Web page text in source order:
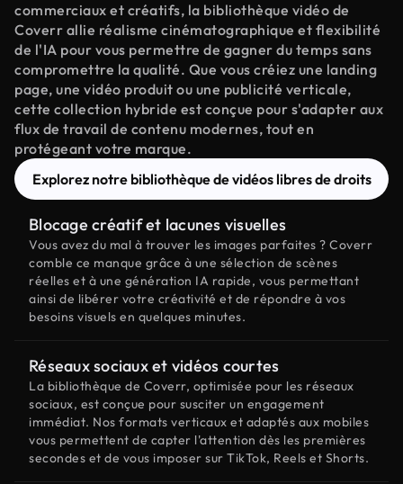
commerciaux et créatifs, la bibliothèque vidéo de
Coverr allie réalisme cinématographique et flexibilité
de l'IA pour vous permettre de gagner du temps sans
compromettre la qualité. Que vous créiez une landing
page, une vidéo produit ou une publicité verticale,
cette collection hybride est conçue pour s'adapter aux
flux de travail de contenu modernes, tout en
protégeant votre marque.
Explorez notre bibliothèque de vidéos libres de droits
Blocage créatif et lacunes visuelles
Vous avez du mal à trouver les images parfaites ? Coverr
comble ce manque grâce à une sélection de scènes
réelles et à une génération IA rapide, vous permettant
ainsi de libérer votre créativité et de répondre à vos
besoins visuels en quelques minutes.
Réseaux sociaux et vidéos courtes
La bibliothèque de Coverr, optimisée pour les réseaux
sociaux, est conçue pour susciter un engagement
immédiat. Nos formats verticaux et adaptés aux mobiles
vous permettent de capter l'attention dès les premières
secondes et de vous imposer sur TikTok, Reels et Shorts.